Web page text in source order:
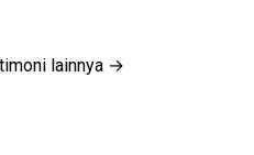
lainnya →